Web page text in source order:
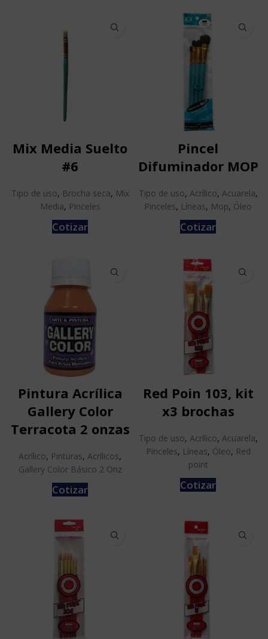
Mix Media Suelto
#6
Tipo de uso, Brocha seca, Mix
Media, Pinceles
Cotizar
Pincel
Difuminador MOP
Tipo de uso, Acrílico, Acuarela,
Pinceles, Líneas, Mop, Óleo
Cotizar
Pintura Acrílica
Gallery Color
Terracota 2 onzas
Acrílico, Pinturas, Acrílicos,
Gallery Color Básico 2 Onz
Cotizar
Red Poin 103, kit
x3 brochas
Tipo de uso, Acrílico, Acuarela,
Pinceles, Líneas, Óleo, Red
point
Cotizar